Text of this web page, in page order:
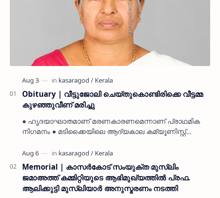
Obituary | വീട്ടുജോലി ചെയ്തുകൊണ്ടിരിക്കെ വീട്ടമ്മ
കുഴഞ്ഞുവീണ് മരിച്ചു
● ഹൃദയാഘാതമാണ് മരണകാരണമെന്നാണ് പ്രാഥമിക
നിഗമനം ● മടിക്കൈയിലെ ആദ്യകാല കമ്യൂണിസ്റ്റ്
മകളാണ് ● വിവരമറിഞ്ഞ് ജനപ്ര…
Memorial | കാസർകോട് സംയുക്ത മുസ്ലിം
ജമാഅത്ത് കമ്മിറ്റിയുടെ ആഭിമുഖ്യത്തിൽ പ്രഫ.
ആലിക്കുട്ടി മുസ്ലിയാർ അനുസ്മരണം നടത്തി